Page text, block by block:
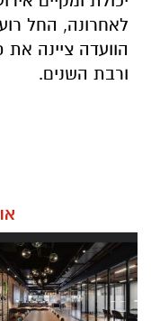
לאחרונה, החל
הוועדה ציינה
ורבת השנים.